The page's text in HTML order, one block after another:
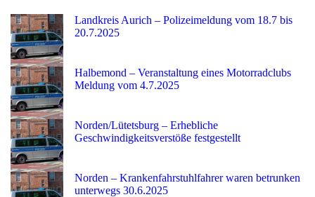
Landkreis Aurich – Polizeimeldung vom 18.7 bis
20.7.2025
Halbemond – Veranstaltung eines Motorradclubs
Meldung vom 4.7.2025
Norden/Lütetsburg – Erhebliche
Geschwindigkeitsverstöße festgestellt
Norden – Krankenfahrstuhlfahrer waren betrunken
unterwegs 30.6.2025